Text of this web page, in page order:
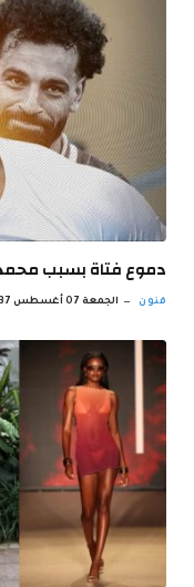
دموع فتاة بسبب
فنون الجمعة 07 أغسطس 10:37 ص